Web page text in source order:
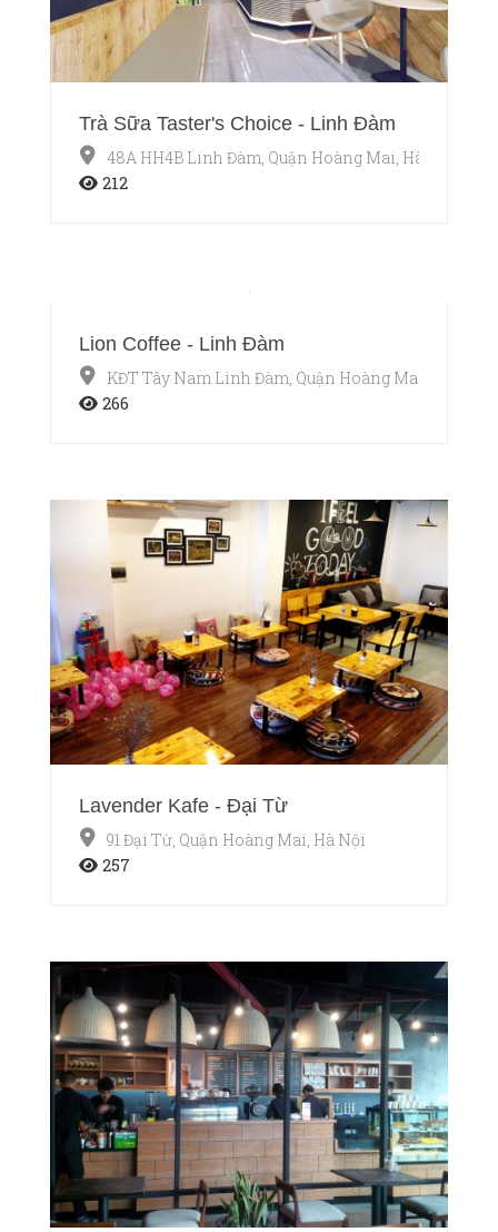
Trà Sữa Taster's Choice - Linh Đàm
48A HH4B Linh Đàm, Quận Hoàng Mai, Hà Nội
212
Lion Coffee - Linh Đàm
KĐT Tây Nam Linh Đàm, Quận Hoàng Mai, Hà Nội
266
Lavender Kafe - Đại Từ
91 Đại Từ, Quận Hoàng Mai, Hà Nội
257